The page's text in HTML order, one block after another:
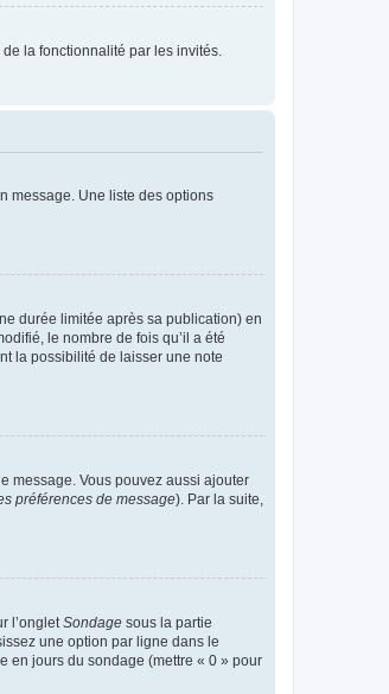
la fonctionnalité par les invités.
message. Une liste des options
durée limitée après sa publication) en
le nombre de fois qu’il a été
la possibilité de laisser une note
message. Vous pouvez aussi ajouter
préférences de message). Par la suite,
l’onglet Sondage sous la partie
une option par ligne dans le
en jours du sondage (mettre « 0 » pour